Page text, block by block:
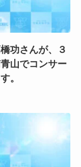
功さんが、３
山でコンサー
。